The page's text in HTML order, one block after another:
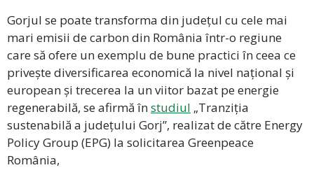
Gorjul se poate transforma din județul cu cele mai
mari emisii de carbon din România într-o regiune
care să ofere un exemplu de bune practici în ceea ce
privește diversificarea economică la nivel național și
european și trecerea la un viitor bazat pe energie
regenerabilă, se afirmă înstudiul „Tranziția
sustenabilă a județului Gorj”, realizat de către Energy
Policy Group (EPG) la solicitarea Greenpeace
România,